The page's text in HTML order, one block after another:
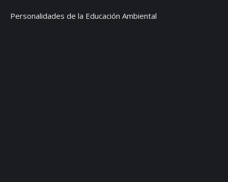
Personalidades de la Educación Ambiental